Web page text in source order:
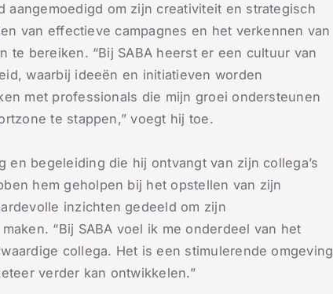
aangemoedigd om zijn creativiteit en strategisch
van effectieve campagnes en het verkennen van
te bereiken. “Bij SABA heerst er een cultuur van
waarbij ideeën en initiatieven worden
met professionals die mijn groei ondersteunen
te stappen,” voegt hij toe.
en begeleiding die hij ontvangt van zijn collega’s
hem geholpen bij het opstellen van zijn
inzichten gedeeld om zijn
“Bij SABA voel ik me onderdeel van het
collega. Het is een stimulerende omgeving
verder kan ontwikkelen.”